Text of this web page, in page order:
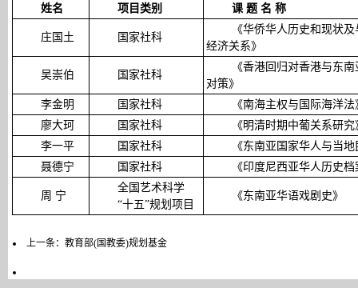
姓名 项目类别 课 题 名 称
庄国土 国家社科
《华侨华人历史和现状
经济关系》
吴崇伯 国家社科
《香港回归对香港与东
对策》
李金明
国家社科
《南海主权与国际海洋法
廖大珂
国家社科
《明清时期中葡关系研究
李一平
国家社科
《东南亚国家华人与当
聂德宁
国家社科 《印度尼西亚华人历史
周 宁
全国艺术科学
“十五”规划项目
《东南亚华语戏剧史》
上一条： 教育部(国教委)规划基金